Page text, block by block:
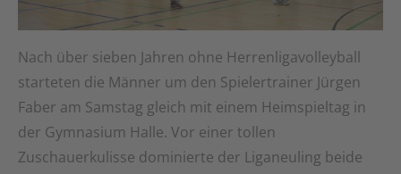
Nach über sieben Jahren ohne Herrenligavolleyball
starteten die Männer um den Spielertrainer Jürgen
Faber am Samstag gleich mit einem Heimspieltag in
der Gymnasium Halle. Vor einer tollen
Zuschauerkulisse dominierte der Liganeuling beide